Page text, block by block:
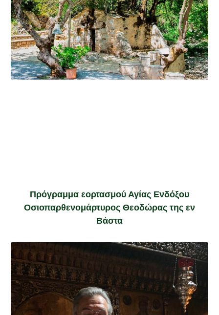
Πρόγραμμα εορτασμού Αγίας Ενδόξου
Οσιοπαρθενομάρτυρος Θεοδώρας της εν
Βάστα